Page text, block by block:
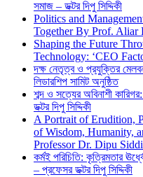
সমাজ – ডক্টর দিপু সিদ্দিকী
Politics and
Together By Prof. Aliar
Shaping the Future
Technology: ‘CEO
দক্ষ নেতৃত্ব ও প্রযুক্তির
লিডারশিপ সামিট অনুষ্ঠিত
শব্দ ও সত্যের অবিনাশী
ডক্টর দিপু সিদ্দিকী
A Portrait of Erudition,
of Wisdom, Humanity,
Professor Dr. Dipu
কর্মই পরিচিতি: কৃত্রিমতার
– প্রফেসর ডক্টর দিপু সিদ্দিকী